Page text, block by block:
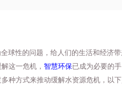
球性的问题，给人们的生活和经济
这一危机， 智慧环保已成为必要的手
种方式来推动缓解水资源危机，以